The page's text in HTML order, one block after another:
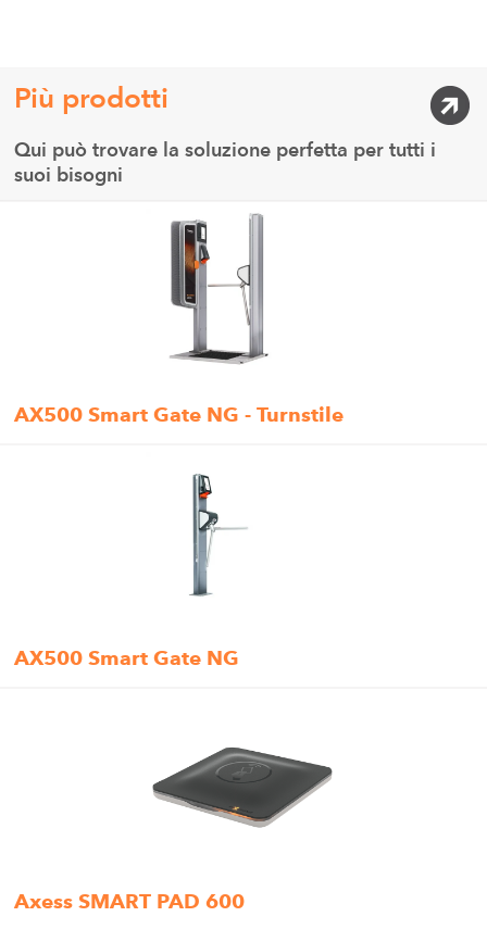
Più prodotti
Qui può trovare la soluzione perfetta per tutti i
suoi bisogni
AX500 Smart Gate NG - Turnstile
AX500 Smart Gate NG
Axess SMART PAD 600